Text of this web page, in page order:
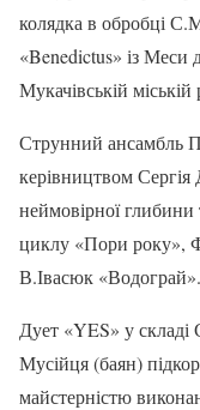
колядка в обробці
«Benedictus» із Меси
Мукачівській міській
Струнний ансамбль
керівництвом
неймовірної глибини
циклу «Пори року»,
В.Івасюк «Водограй».
Дует «YES» у
Мусійця (баян)
майстерністю